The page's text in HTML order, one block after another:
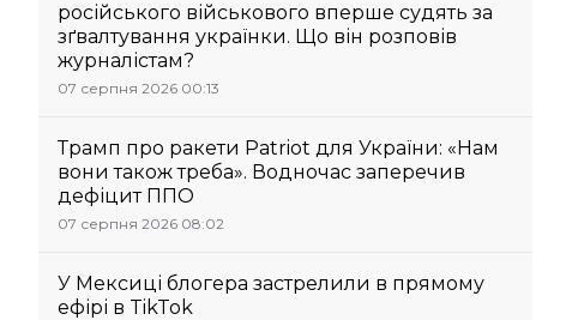
російського військового вперше судять за
зґвалтування українки. Що він розповів
журналістам?
07 серпня 2026 00:13
Трамп про ракети Patriot для України: «Нам
вони також треба». Водночас заперечив
дефіцит ППО
07 серпня 2026 08:02
У Мексиці блогера застрелили в прямому
ефірі в TikTok